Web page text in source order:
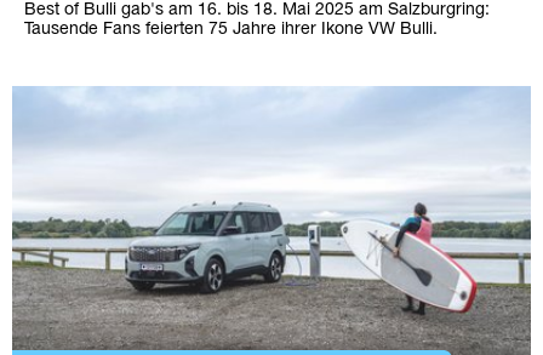
Best of Bulli gab's am 16. bis 18. Mai 2025 am Salzburgring:
Tausende Fans feierten 75 Jahre ihrer Ikone VW Bulli.